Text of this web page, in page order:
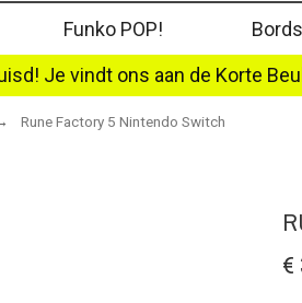
Funko POP!
Je vindt ons aan de Korte
Rune Factory 5 Nintendo Switch
€